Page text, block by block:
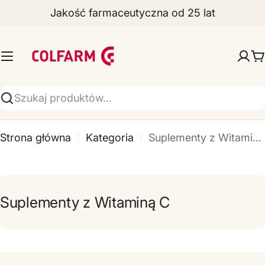
Przejdź
treści
Jakość farmaceutyczna od 25 lat
ł
a
d
a
Wyszukiwarka
Strona główna Kategoria Suplementy z Witaminą C
Suplementy z Witaminą C